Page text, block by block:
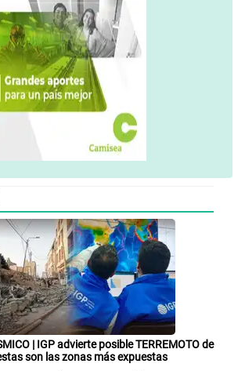
| IGP advierte posible TERREMOTO de
son las zonas más expuestas